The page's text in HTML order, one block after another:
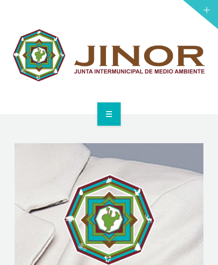
LICITACIONES
NOTICIAS
TRANSPARENCIA
NOTICIAS
TRANSPARENCIA